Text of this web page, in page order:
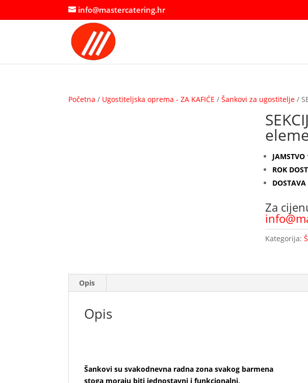
info@mastercatering.hr
Početna / Ugostiteljska oprema - ZA KAFIĆE /Šankovi za ugostitelje /
ROK
Za
Kategorija:
Opis
Opis
Šankovi su svakodnevna radna zona svakog barmena
stoga moraju biti jednostavni i funkcionalni,